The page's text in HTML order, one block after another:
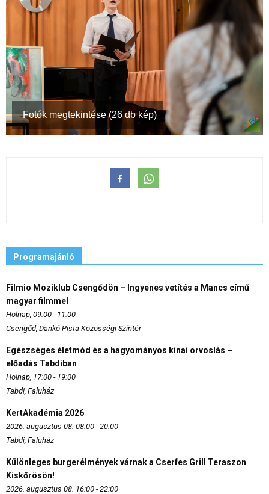
Fotók megtekintése (26 db kép)
Programajánló
Filmio Moziklub Csengődön – Ingyenes vetítés a Mancs című
magyar filmmel
Holnap, 09:00 - 11:00
Csengőd, Dankó Pista Közösségi Színtér
Egészséges életmód és a hagyományos kínai orvoslás –
előadás Tabdiban
Holnap, 17:00 - 19:00
Tabdi, Faluház
KertAkadémia 2026
2026. augusztus 08. 08:00 - 20:00
Tabdi, Faluház
Különleges burgerélmények várnak a Cserfes Grill Teraszon
Kiskőrösön!
2026. augusztus 08. 16:00 - 22:00